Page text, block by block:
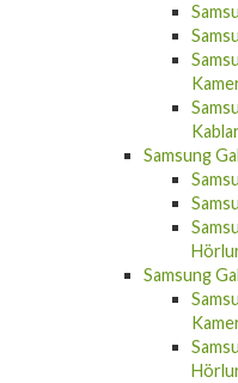
Samsung
Samsung